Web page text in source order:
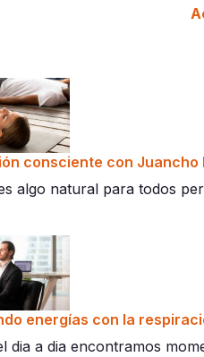
consciente con Juancho
algo natural para todos
energías con la
dia a dia encontramos